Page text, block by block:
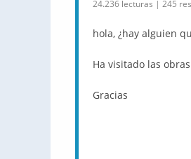
24.236 lecturas | 245
hola, ¿hay alguien
Ha visitado las
Gracias